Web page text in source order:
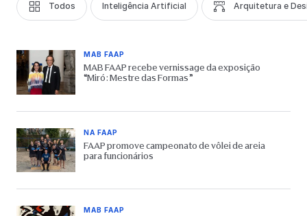
Todos Inteligência Artificial Arquitetura e
MAB FAAP
MAB FAAP recebe vernissage da exposição
“Miró: Mestre das Formas”
NA FAAP
FAAP promove campeonato de vôlei de areia
para funcionários
MAB FAAP